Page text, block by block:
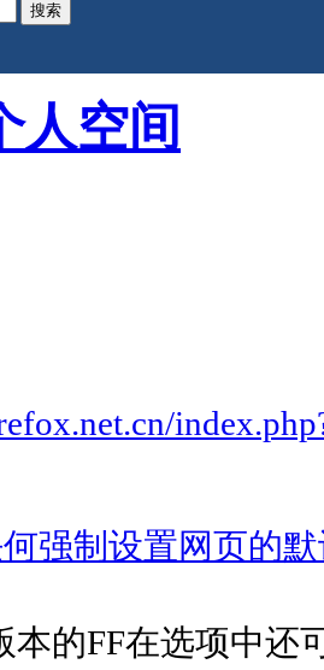
搜索
人空间
强制设置网页的
本的FF在选项中还